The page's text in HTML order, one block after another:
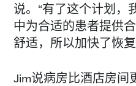
说。“有了这个计划，
中为合适的患者提供
舒适，所以加快了恢
Jim说病房比酒店房间